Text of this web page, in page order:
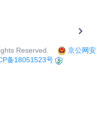
Reserved.
京公网安
备18051523号